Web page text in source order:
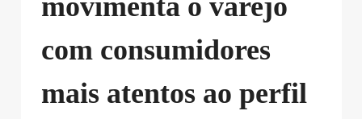
com consumidores
mais atentos ao perfil